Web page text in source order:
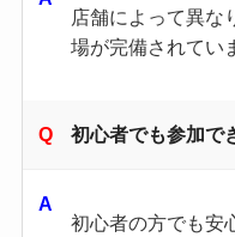
店舗によって異な
場が完備されてい
初心者でも参加で
初心者の方でも安